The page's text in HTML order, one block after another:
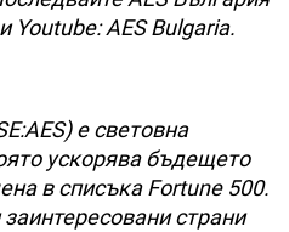
Youtube: AES Bulgaria.
е световна
ускорява бъдещето
в списъка Fortune 500.
страни